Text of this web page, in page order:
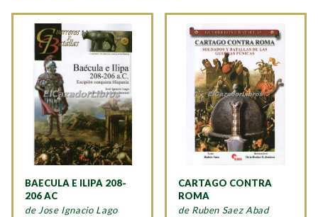
BAECULA E ILIPA 208-
206 AC
de Jose Ignacio Lago
CARTAGO CONTRA
ROMA
de Ruben Saez Abad